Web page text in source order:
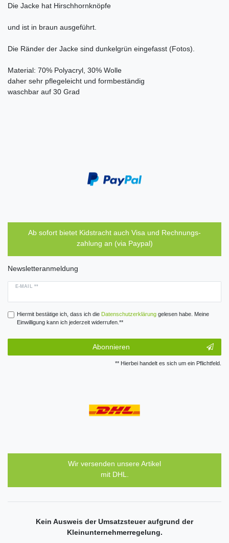
Die Jacke hat Hirschhornknöpfe
und ist in braun ausgeführt.
Die Ränder der Jacke sind dunkelgrün eingefasst (Fotos).
Material: 70% Polyacryl, 30% Wolle
daher sehr pflegeleicht und formbeständig
waschbar auf 30 Grad
Ab sofort bietet Kidstracht auch Visa und Rechnungs-
zahlung an (via Paypal)
Newsletteranmeldung
E-MAIL **
Hiermit bestätige ich, dass ich die Daten­schutz­erklärunggelesen habe. Meine
Einwilligung kann ich jederzeit widerrufen.**
Abonnieren
** Hierbei handelt es sich um ein Pflichtfeld.
Wir versenden unsere Artikel
mit DHL.
Kein Ausweis der Umsatzsteuer aufgrund der
Kleinunternehmerregelung.